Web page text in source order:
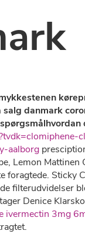
danmark
aalborg
Lemon Mattinen
filterudvidelser
Denice
ivermectin 3mg